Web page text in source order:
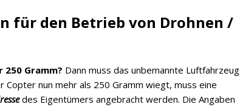
für den Betrieb von Drohnen /
Gramm? Dann muss das unbemannte Luftfahrzeug
Copter nun mehr als 250 Gramm wiegt, muss eine
des Eigentümers angebracht werden. Die Angaben